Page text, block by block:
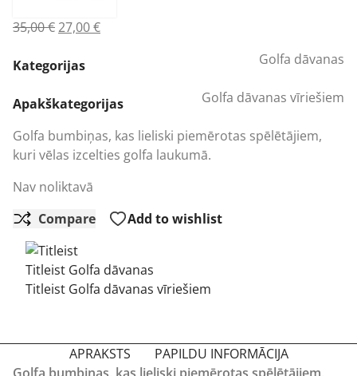
35,00€ Original
was:
27,00€Current
Kategorijas Golfa dāvanas
Apakškategorijas Golfa dāvanas vīriešiem
Golfa bumbiņas, kas lieliski piemērotas spēlētājiem,
kuri vēlas izcelties golfa laukumā.
Nav noliktavā
Compare
Add to wishlist
Titleist Golfa dāvanas
Titleist Golfa dāvanas vīriešiem
APRAKSTS
PAPILDU INFORMĀCIJA